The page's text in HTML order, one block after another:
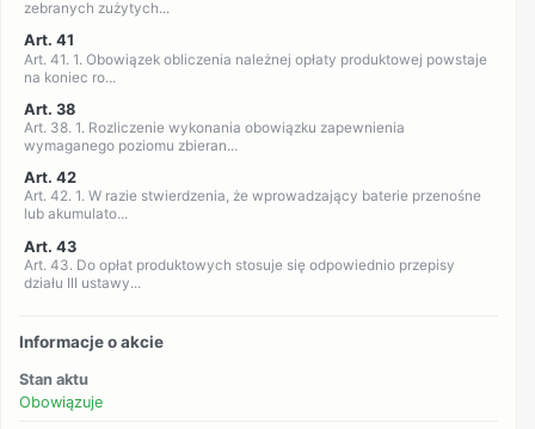
zebranych zużytych...
Art. 41
Art. 41. 1. Obowiązek obliczenia należnej opłaty produktowej powstaje
na koniec ro...
Art. 38
Art. 38. 1. Rozliczenie wykonania obowiązku zapewnienia
wymaganego poziomu zbieran...
Art. 42
Art. 42. 1. W razie stwierdzenia, że wprowadzający baterie przenośne
lub akumulato...
Art. 43
Art. 43. Do opłat produktowych stosuje się odpowiednio przepisy
działu III ustawy...
Informacje o akcie
Stan aktu
Obowiązuje